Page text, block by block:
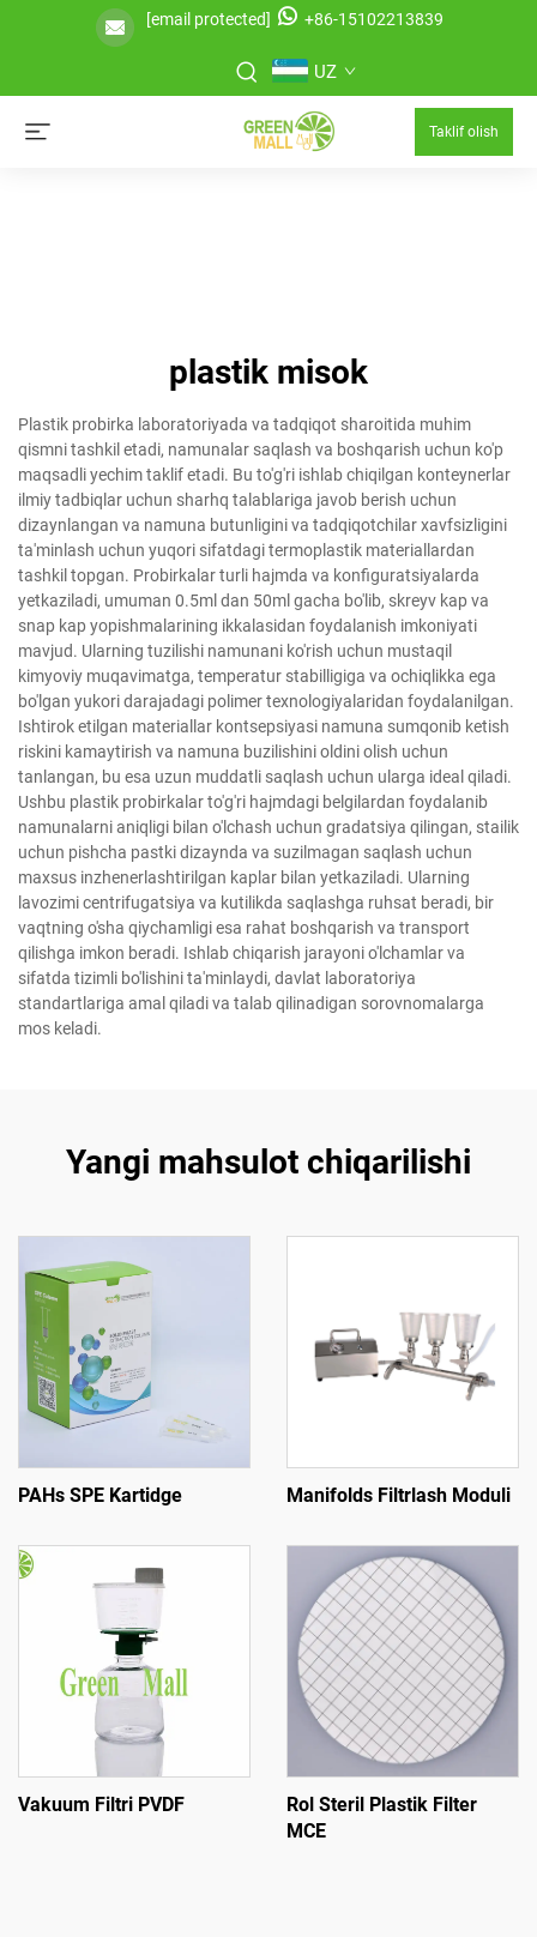
[email protected] +86-15102213839
UZ
Taklif olish
plastik misok
Plastik probirka laboratoriyada va tadqiqot sharoitida muhim
qismni tashkil etadi, namunalar saqlash va boshqarish uchun ko'p
maqsadli yechim taklif etadi. Bu to'g'ri ishlab chiqilgan konteynerlar
ilmiy tadbiqlar uchun sharhq talablariga javob berish uchun
dizaynlangan va namuna butunligini va tadqiqotchilar xavfsizligini
ta'minlash uchun yuqori sifatdagi termoplastik materiallardan
tashkil topgan. Probirkalar turli hajmda va konfiguratsiyalarda
yetkaziladi, umuman 0.5ml dan 50ml gacha bo'lib, skreyv kap va
snap kap yopishmalarining ikkalasidan foydalanish imkoniyati
mavjud. Ularning tuzilishi namunani ko'rish uchun mustaqil
kimyoviy muqavimatga, temperatur stabilligiga va ochiqlikka ega
bo'lgan yukori darajadagi polimer texnologiyalaridan foydalanilgan.
Ishtirok etilgan materiallar kontsepsiyasi namuna sumqonib ketish
riskini kamaytirish va namuna buzilishini oldini olish uchun
tanlangan, bu esa uzun muddatli saqlash uchun ularga ideal qiladi.
Ushbu plastik probirkalar to'g'ri hajmdagi belgilardan foydalanib
namunalarni aniqligi bilan o'lchash uchun gradatsiya qilingan, stailik
uchun pishcha pastki dizaynda va suzilmagan saqlash uchun
maxsus inzhenerlashtirilgan kaplar bilan yetkaziladi. Ularning
lavozimi centrifugatsiya va kutilikda saqlashga ruhsat beradi, bir
vaqtning o'sha qiychamligi esa rahat boshqarish va transport
qilishga imkon beradi. Ishlab chiqarish jarayoni o'lchamlar va
sifatda tizimli bo'lishini ta'minlaydi, davlat laboratoriya
standartlariga amal qiladi va talab qilinadigan sorovnomalarga
mos keladi.
Yangi mahsulot chiqarilishi
PAHs SPE Kartidge Manifolds Filtrlash Moduli
Vakuum Filtri PVDF
Rol Steril Plastik Filter
MCE